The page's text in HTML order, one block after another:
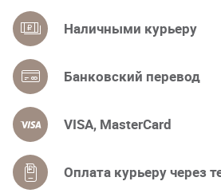
Наличными курьеру
Банковский перевод
VISA, MasterCard
Оплата курьеру через